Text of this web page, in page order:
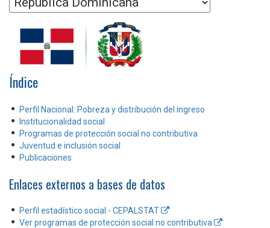
Índice
Perfil Nacional: Pobreza y distribución del ingreso
Institucionalidad social
Programas de protección social no contributiva
Juventud e inclusión social
Publicaciones
Enlaces externos a bases de datos
Perfil estadístico social - CEPALSTAT
Ver programas de protección social no contributiva